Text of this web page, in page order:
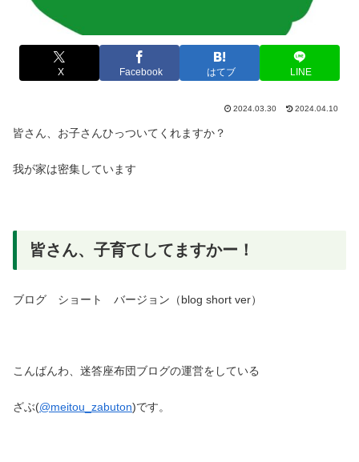
X Facebook はてブ LINE
2024.03.30 2024.04.10
皆さん、お子さんひっついてくれますか？
我が家は密集しています
皆さん、子育てしてますかー！
ブログ ショート バージョン（blog short ver）
こんばんわ、迷答座布団ブログの運営をしている
ざぶ(@meitou_zabuton)です。